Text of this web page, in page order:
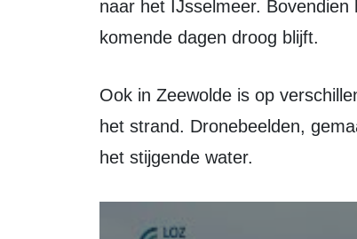
naar het IJsselmeer.
komende dagen droog blijft.
Ook in Zeewolde is op verschillende plaatsen hoogwater zichtbaar, waaronder bij
het strand. Dronebeelden,
het stijgende water.